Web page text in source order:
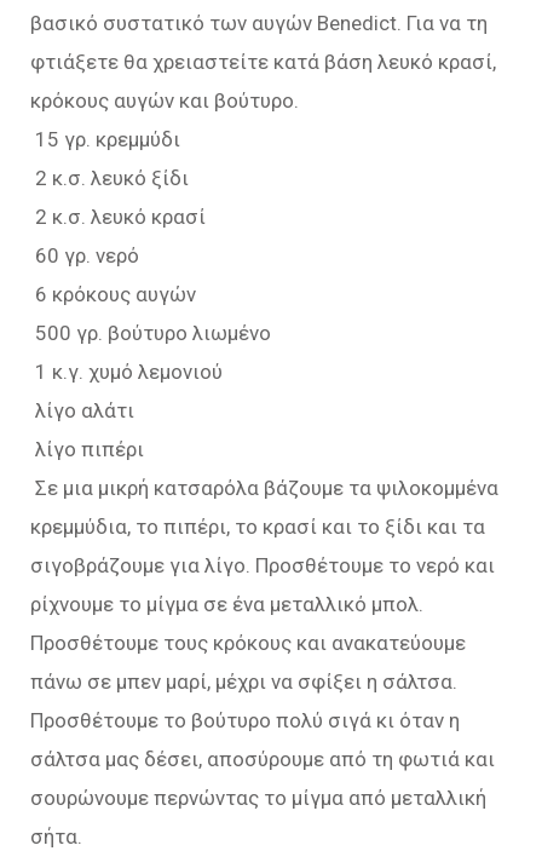
βασικό συστατικό των αυγών Benedict. Για να τη
φτιάξετε θα χρειαστείτε κατά βάση λευκό κρασί,
κρόκους αυγών και βούτυρο.
15 γρ. κρεμμύδι
2 κ.σ. λευκό ξίδι
2 κ.σ. λευκό κρασί
60 γρ. νερό
6 κρόκους αυγών
500 γρ. βούτυρο λιωμένο
1 κ.γ. χυμό λεμονιού
λίγο αλάτι
λίγο πιπέρι
Σε μια μικρή κατσαρόλα βάζουμε τα ψιλοκομμένα
κρεμμύδια, το πιπέρι, το κρασί και το ξίδι και τα
σιγοβράζουμε για λίγο. Προσθέτουμε το νερό και
ρίχνουμε το μίγμα σε ένα μεταλλικό μπολ.
Προσθέτουμε τους κρόκους και ανακατεύουμε
πάνω σε μπεν μαρί, μέχρι να σφίξει η σάλτσα.
Προσθέτουμε το βούτυρο πολύ σιγά κι όταν η
σάλτσα μας δέσει, αποσύρουμε από τη φωτιά και
σουρώνουμε περνώντας το μίγμα από μεταλλική
σήτα.